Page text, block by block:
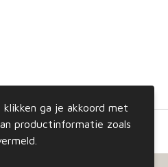
ga je akkoord met
productinformatie zoals